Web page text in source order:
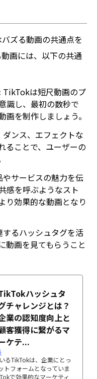
ズる動画の共通点を
画には、以下の共通
TikTokは短尺動画のプ
識し、最初の数秒で
を制作しましょう。
ダンス、エフェクトな
ることで、ユーザーの
やサービスの魅力を伝
感を呼ぶようなスト
り効果的な動画となり
するハッシュタグを活
動画を見てもらうこと
ハッシュタ
チャレンジとは？
業の認知度向上と
客獲得に繋がるマ
ケテ...
るTikTokは、企業にとっ
トフォームとなっていま
で効果的なマーケティ